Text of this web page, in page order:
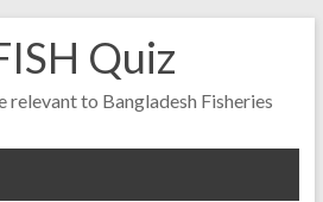
Quiz
to Bangladesh Fisheries